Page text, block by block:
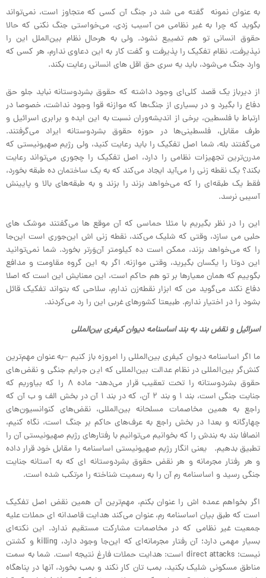
به عنوان نمونه گفته می شد در جنگ آن کسی که متجاوز است، نمی‌تواند
بگوید که چرا به غیر نظامی من آسیب زدی، می‌خواستی جنگ نکنی که حالا
حقوق انسانی تو هم تضییع نشود. ولی به هرحال نظام بین‌الملل این را
نپذیرفت، نظام تفکیک را پذیرفت و گفت کار به این دعاوی ندارم، هر کسی که
وارد جنگ می‌شود، باید یه سری حق اقل های انسانی رعایت بکند.
از دیرباز یک قصد کلی‌ای وجود داشته که حقوق بشردوستانه نباید جلو حق
دفاع را بگیرد و در بسیاری از جنگ‌ها که موازنه قوا وجود نداشت، خصوصا در
ارتباط با فلسطین، برخی از اندیشه‌وران نسبت به این ایده و برابری اسرائیل و
طرف مقابل، فلسطینی‌ها در حوزه حقوق بشردوستانه ایراد می‌گرفتند.
می‌گفتند بله، شما اصل تفکیک را باید رعایت کنید، ولی رژیم صهیونیستی که
مدرن‌ترین تجهیزات نظامی را دارد، اصل تفکیک را چجوری می‌تواند رعایت
بکند؟ یک نقطه زنی را می‌آید ایجاد می‌کند که به یک ساختمان ده طبقه بخورد،
فقط یک طبقه‌ای را که می‌خواهد بزند را بزند و به طبقه‌های بالا و پایینش
آسیبی نرسد.
این را در نظر بگیریم با مثلا حماسی که آن موقع ها می‌گفتند موشک های
حلبی می سازد، وقتی که شلیک می‌کند، نقطه زنی اش این‌جوری است این‌جا
را که می‌خواهد بزند، ممکن است ده کیلومتر آن‌وَرتر بخورد. شما نمی‌توانید
این دوتا را یکسان بگیرید، وقتی موازنه. اگر به این گروه مقاومت و مدافع
بگوییم که همان معیارها بر تو هم حاکم است، این معنایش این است که اصلا
دفاع نکند می‌گوید من که ابزار نقطه‌زن ندارم، سلاحی که بتواند تفکیک قائل
بشود را در اختیار ندارم. طبیعتا کشورهای غربی این را رد می‌کردند.
اسرائیل و نقض بند به بند اساسنامه دیوان کیفری بین‌المللی
ما اگر اساسنامه دیوان کیفری بین‌المللی را امروزه باز کنیم –به عنوان مهم‌ترین
کنش‌گر بین‌المللی در نظام عدالت بین‌المللی که این جرایم جنگی و نقض‌های
حقوق بشردوستانه را تحت تعقیب قرار می‌دهد- ماده ۸ را که بیاوریم که
جنایت جنگی است، بند ۱ و بند ۲ آن، که در بند ۱ آن در بخش الف و ب آن که
راجع به همین مخاصمات مسلحانه بین‌المللی، نقض‌های کنوانسیون‌های
چهارگانه و بعدا در بخش راجع به عرف‌های حاکم بر جنگ است، نگاه کنیم،
انصافا بند به بندش را که بخوانیم می‌توانیم با رفتارهای رژیم صهیونیستی آن را
تطبیق بدهیم. یعنی انگار رژیم صهیونیستی اساسنامه را مقابل خود قرار داده
و هر رفتار مجرمانه و هر نقض حقوق بشردوستانه ای که به آستانه جنایت
جنگی رسید و اساسنامه رم آن را به رسمیت شناخته را مرتکب شده است.
اگر بخواهم عمده اش را عنوان بکنم، مهم‌ترین آن همین نقض اصل تفکیک
است که طبق بیان اساسنامه رم، عنوان می‌کند هدایت قاصدانه ای حملات علیه
جمعیت غیر نظامی که در مخاصمات مشارکت مستقیم ندارد. این نکته‌ای
بسیار مهمی دارد؛ آن رفتار مجرمانه‌ای که این‌جا وجود دارد، killing و کشتن
نیست؛ direct attacks است: هدایت حملات فارغ نتیجه است. شما به سمت
مناطق مسکونی شلیک بکنید، بمب تان کار نکند و بمب بخورد، آنها در پناهگاه